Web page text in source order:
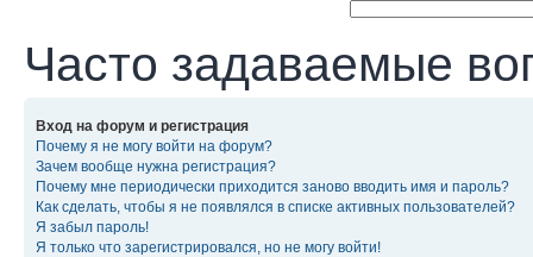
Часто задаваемые
Вход на форум и регистрация
Почему я не могу войти на форум?
Зачем вообще нужна регистрация?
Почему мне периодически приходится заново вводить имя и пароль?
Как сделать, чтобы я не появлялся в списке активных пользователей?
Я забыл пароль!
Я только что зарегистрировался, но не могу войти!